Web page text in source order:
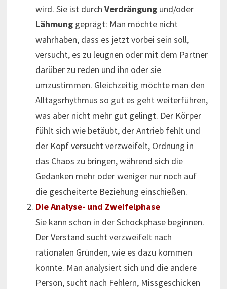
wird. Sie ist durch Verdrängungund/oder
Lähmunggeprägt: Man möchte nicht
wahrhaben, dass es jetzt vorbei sein soll,
versucht, es zu leugnen oder mit dem Partner
darüber zu reden und ihn oder sie
umzustimmen. Gleichzeitig möchte man den
Alltagsrhythmus so gut es geht weiterführen,
was aber nicht mehr gut gelingt. Der Körper
fühlt sich wie betäubt, der Antrieb fehlt und
der Kopf versucht verzweifelt, Ordnung in
das Chaos zu bringen, während sich die
Gedanken mehr oder weniger nur noch auf
die gescheiterte Beziehung einschießen.
Die Analyse- und Zweifelphase
Sie kann schon in der Schockphase beginnen.
Der Verstand sucht verzweifelt nach
rationalen Gründen, wie es dazu kommen
konnte. Man analysiert sich und die andere
Person, sucht nach Fehlern, Missgeschicken